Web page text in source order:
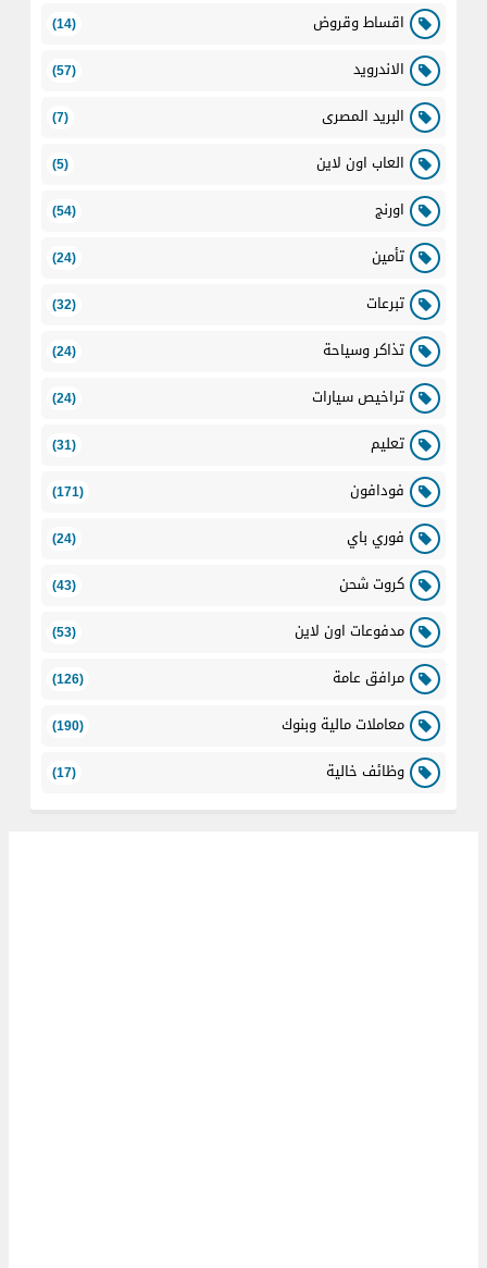
اقساط وقروض (14)
الاندرويد (57)
البريد المصرى (7)
العاب اون لاين (5)
اورنج (54)
تأمين (24)
تبرعات (32)
تذاكر وسياحة (24)
تراخيص سيارات (24)
تعليم (31)
فودافون (171)
فوري باي (24)
كروت شحن (43)
مدفوعات اون لاين (53)
مرافق عامة (126)
معاملات مالية وبنوك (190)
وظائف خالية (17)